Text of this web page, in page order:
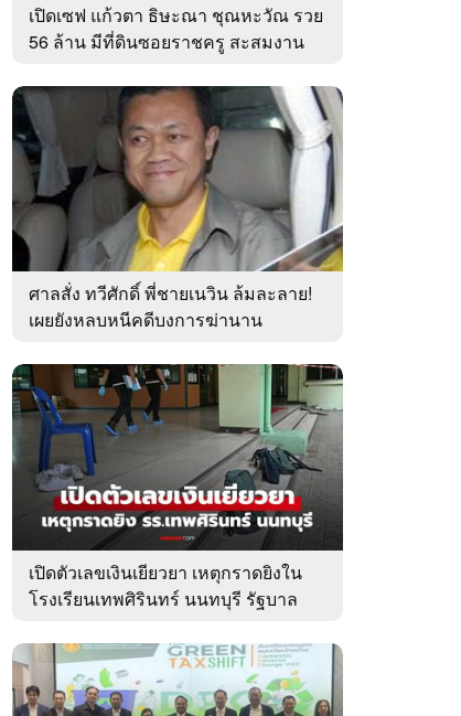
เปิดเซฟ แก้วตา ธิษะณา ชุณหะวัณ รวย
56 ล้าน มีที่ดินซอยราชครู สะสมงาน
ศาลสั่ง ทวีศักดิ์ พี่ชายเนวิน ล้มละลาย!
เผยยังหลบหนีคดีบงการฆ่านาน
เปิดตัวเลขเงินเยียวยา เหตุกราดยิงใน
โรงเรียนเทพศิรินทร์ นนทบุรี รัฐบาล